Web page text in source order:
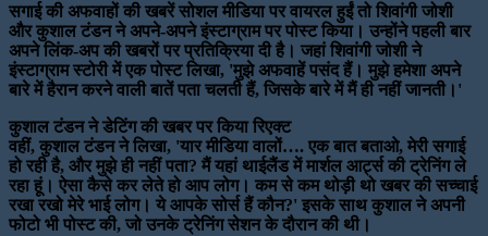
सगाई की अफवाहों की खबरें सोशल मीडिया पर वायरल हुईं तो शिवांगी जोशी
और कुशाल टंडन ने अपने-अपने इंस्टाग्राम पर पोस्ट किया। उन्होंने पहली बार
अपने लिंक-अप की खबरों पर प्रतिक्रिया दी है। जहां शिवांगी जोशी ने
इंस्टाग्राम स्टोरी में एक पोस्ट लिखा, 'मुझे अफवाहें पसंद हैं। मुझे हमेशा अपने
बारे में हैरान करने वाली बातें पता चलती हैं, जिसके बारे में मैं ही नहीं जानती।'
कुशाल टंडन ने डेटिंग की खबर पर किया रिएक्ट
वहीं, कुशाल टंडन ने लिखा, 'यार मीडिया वालों…. एक बात बताओ, मेरी सगाई
हो रही है, और मुझे ही नहीं पता? मैं यहां थाईलैंड में मार्शल आर्ट्स की ट्रेनिंग ले
रहा हूं। ऐसा कैसे कर लेते हो आप लोग। कम से कम थोड़ी थो खबर की सच्चाई
रखा रखो मेरे भाई लोग। ये आपके सोर्स हैं कौन?' इसके साथ कुशाल ने अपनी
फोटो भी पोस्ट की, जो उनके ट्रेनिंग सेशन के दौरान की थी।